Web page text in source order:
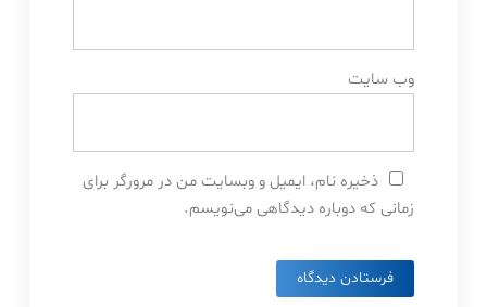
وب‌ سایت
ذخیره نام، ایمیل و وبسایت من در مرورگر برای
زمانی که دوباره دیدگاهی می‌نویسم.